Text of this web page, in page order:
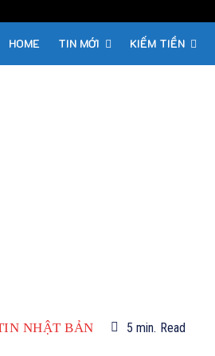
HOME TIN MỚI KIẾM TIỀN
NHẬT BẢN 5 min. Read